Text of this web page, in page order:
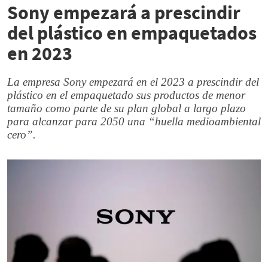
Sony empezará a prescindir
del plástico en empaquetados
en 2023
La empresa Sony empezará en el 2023 a prescindir del
plástico en el empaquetado sus productos de menor
tamaño como parte de su plan global a largo plazo
para alcanzar para 2050 una “huella medioambiental
cero”.